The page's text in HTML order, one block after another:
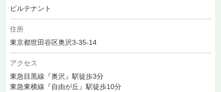
ビルテナント
住所
東京都世田谷区奥沢3-35-14
アクセス
東急目黒線『奥沢』駅徒歩3分
東急東横線『自由が丘』駅徒歩10分